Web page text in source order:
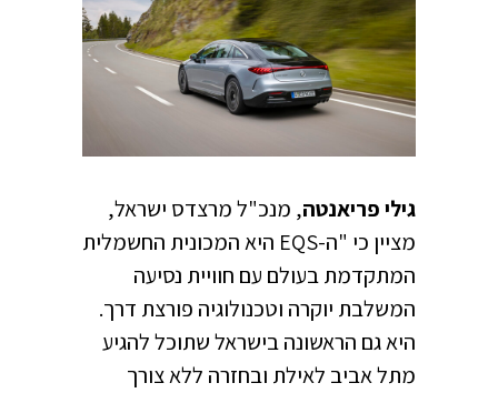
גילי פריאנטה, מנכ"ל מרצדס ישראל,
מציין כי "ה-EQS היא המכונית החשמלית
המתקדמת בעולם עם חוויית נסיעה
המשלבת יוקרה וטכנולוגיה פורצת דרך.
היא גם הראשונה בישראל שתוכל להגיע
מתל אביב לאילת ובחזרה ללא צורך